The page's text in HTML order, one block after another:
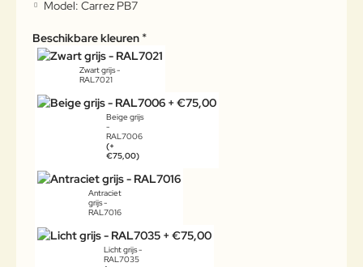
Model: Carrez PB7
Beschikbare kleuren
Zwart grijs -
RAL7021
Beige grijs
-
RAL7006
(+
€75,00)
Antraciet
grijs -
RAL7016
Licht grijs -
RAL7035